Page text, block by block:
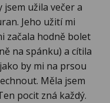
užila večer a
Jeho užití mi
začala hodně bolet
na spánku) a cítila
by mi na prsou
Měla jsem
pocit zná každý.